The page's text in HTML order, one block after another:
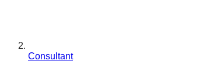
Consultant